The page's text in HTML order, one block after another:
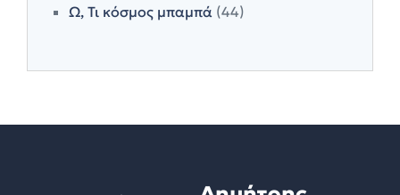
Ω, Τι κόσμος μπαμπά (44)